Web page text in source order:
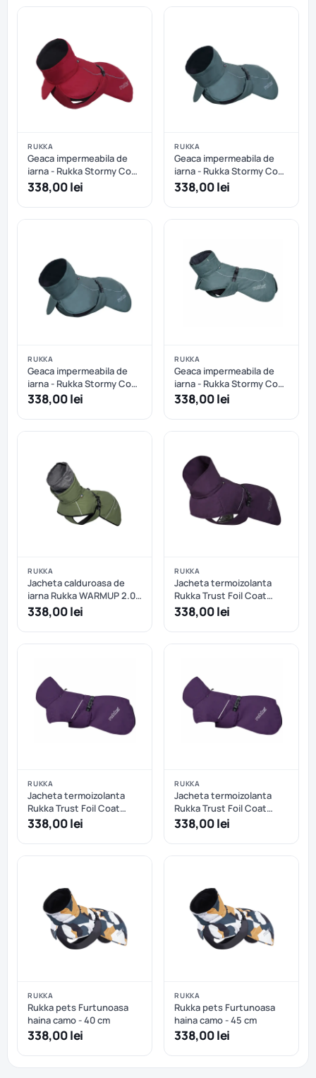
RUKKA
Geaca impermeabila de
iarna - Rukka Stormy Coat
- Burgundy - 45 cm
338,00 lei
RUKKA
Geaca impermeabila de
iarna - Rukka Stormy Coat
- Dark Agave - 35 cm
338,00 lei
RUKKA
Geaca impermeabila de
iarna - Rukka Stormy Coat
- Dark Agave - 40 cm
338,00 lei
RUKKA
Geaca impermeabila de
iarna - Rukka Stormy Coat
- Dark Agave - 45 cm
338,00 lei
RUKKA
Jacheta calduroasa de
iarna Rukka WARMUP 2.0
COAT - 30 cm - Sage
Green
338,00 lei
RUKKA
Jacheta termoizolanta
Rukka Trust Foil Coat
Plum - 35 cm
338,00 lei
RUKKA
Jacheta termoizolanta
Rukka Trust Foil Coat
Plum - 40 cm
338,00 lei
RUKKA
Jacheta termoizolanta
Rukka Trust Foil Coat
Plum - 45 cm
338,00 lei
RUKKA
Rukka pets Furtunoasa
haina camo - 40 cm
338,00 lei
RUKKA
Rukka pets Furtunoasa
haina camo - 45 cm
338,00 lei